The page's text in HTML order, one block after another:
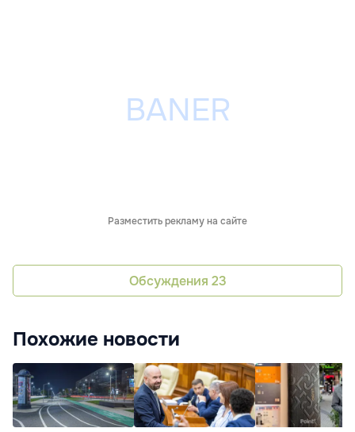
Разместить рекламу на сайте
Обсуждения 23
Похожие новости